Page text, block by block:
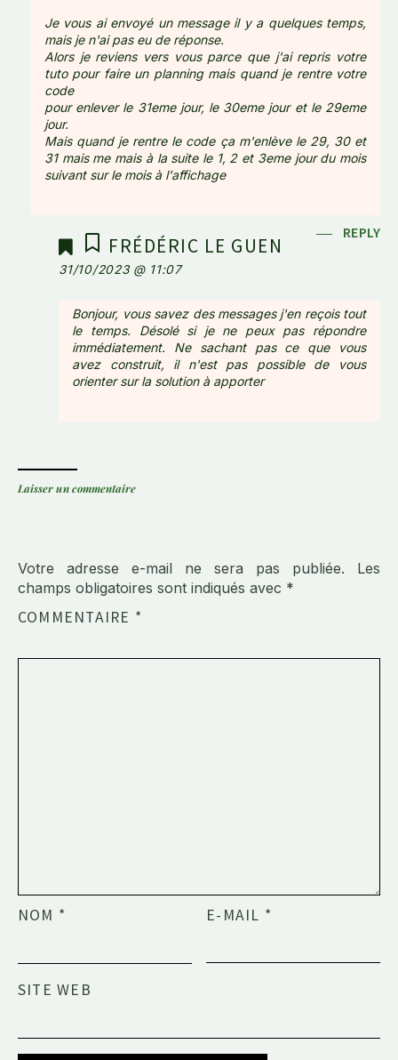
Je vous ai envoyé un message il y a quelques temps,
mais je n'ai pas eu de réponse.
Alors je reviens vers vous parce que j'ai repris votre
tuto pour faire un planning mais quand je rentre votre
code
pour enlever le 31eme jour, le 30eme jour et le 29eme
jour.
Mais quand je rentre le code ça m'enlève le 29, 30 et
31 mais me mais à la suite le 1, 2 et 3eme jour du mois
suivant sur le mois à l'affichage
FRÉDÉRIC LE GUEN
31/10/2023 @ 11:07
Bonjour, vous savez des messages j'en reçois tout
le temps. Désolé si je ne peux pas répondre
immédiatement. Ne sachant pas ce que vous
avez construit, il n'est pas possible de vous
orienter sur la solution à apporter
REPLY
Laisser un commentaire
Votre adresse e-mail ne sera pas publiée.
Les
champs obligatoires sont indiqués avec *
COMMENTAIRE *
NOM * E-MAIL *
SITE WEB